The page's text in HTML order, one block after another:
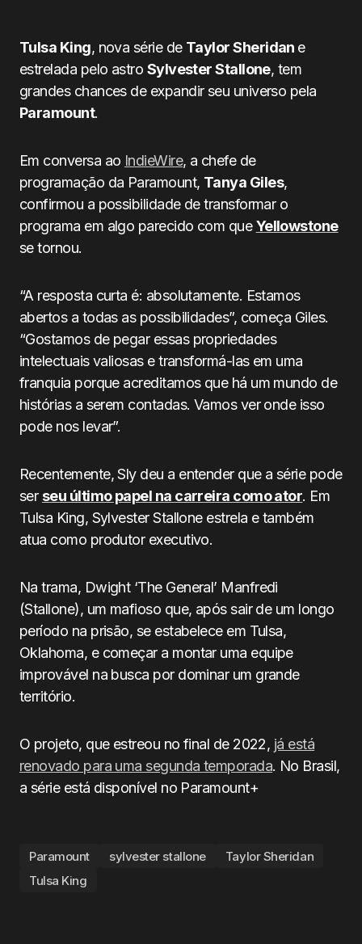
Tulsa King, nova série de Taylor Sheridan e
estrelada pelo astro Sylvester Stallone, tem
grandes chances de expandir seu universo pela
Paramount.
Em conversa ao IndieWire, a chefe de
programação da Paramount, Tanya Giles,
confirmou a possibilidade de transformar o
programa em algo parecido com queYellowstone
se tornou.
“A resposta curta é: absolutamente. Estamos
abertos a todas as possibilidades”, começa Giles.
“Gostamos de pegar essas propriedades
intelectuais valiosas e transformá-las em uma
franquia porque acreditamos que há um mundo de
histórias a serem contadas. Vamos ver onde isso
pode nos levar”.
Recentemente, Sly deu a entender que a série pode
ser seu último papel na carreira como ator. Em
Tulsa King, Sylvester Stallone estrela e também
atua como produtor executivo.
Na trama, Dwight ‘The General’ Manfredi
(Stallone), um mafioso que, após sair de um longo
período na prisão, se estabelece em Tulsa,
Oklahoma, e começar a montar uma equipe
improvável na busca por dominar um grande
território.
O projeto, que estreou no final de 2022, já está
renovado para uma segunda temporada. No Brasil,
a série está disponível no Paramount+
Paramount sylvester stallone
Taylor Sheridan
Tulsa King